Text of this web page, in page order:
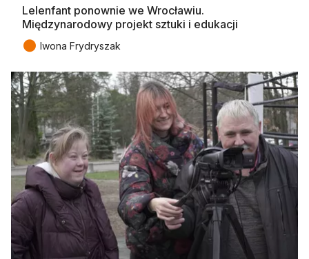
Lelenfant ponownie we Wrocławiu.
Międzynarodowy projekt sztuki i edukacji
● Iwona Frydryszak